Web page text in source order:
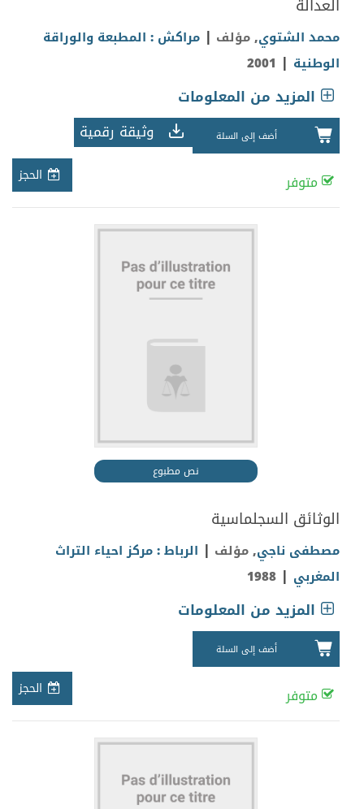
العدالة
محمد الشتوي, مؤلف | مراكش : المطبعة والوراقة
الوطنية |
2001
المزيد من المعلومات
أضف إلى السلة وثيقة رقمية
الحجز متوفر
نص مطبوع
الوثائق السجلماسية
مصطفى ناجي, مؤلف | الرباط : مركز احياء التراث
المغربي |
1988
المزيد من المعلومات
أضف إلى السلة
الحجز متوفر